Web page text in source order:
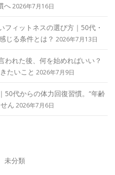
へ2026年7月16日
ィットネスの選び方｜50代・
じる条件とは？ 2026年7月13日
われた後、何を始めればいい？
たいこと 2026年7月9日
50代からの体力回復習慣。“年齢
ん 2026年7月6日
未分類